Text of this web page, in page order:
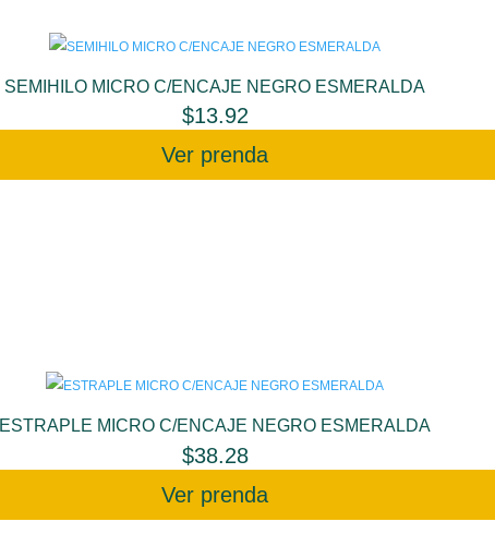
SEMIHILO MICRO C/ENCAJE NEGRO ESMERALDA
$13.92
Ver prenda
ESTRAPLE MICRO C/ENCAJE NEGRO ESMERALDA
$38.28
Ver prenda